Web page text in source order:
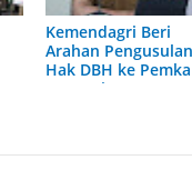
Kemendagri Beri
Arahan
Hak DBH ke
Meranti